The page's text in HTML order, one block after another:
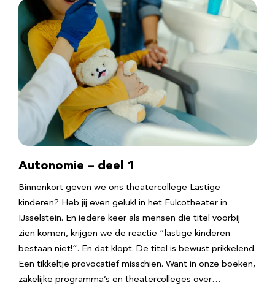
Autonomie – deel 1
Binnenkort geven we ons theatercollege Lastige
kinderen? Heb jij even geluk! in het Fulcotheater in
IJsselstein. En iedere keer als mensen die titel voorbij
zien komen, krijgen we de reactie “lastige kinderen
bestaan niet!”. En dat klopt. De titel is bewust prikkelend.
Een tikkeltje provocatief misschien. Want in onze boeken,
zakelijke programma’s en theatercolleges over…